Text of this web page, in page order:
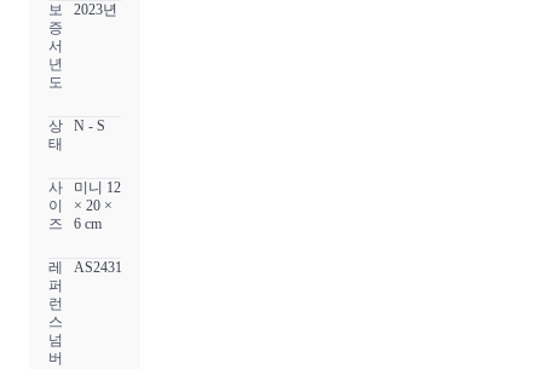
보
증
서
년
도
2023년
상
태
N - S
사
이
즈
미니 12
× 20 ×
6 cm
레
퍼
런
스
넘
버
AS2431